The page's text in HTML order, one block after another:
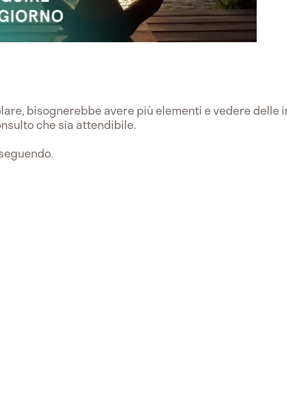
bisognerebbe avere più elementi e vedere delle
che sia attendibile.